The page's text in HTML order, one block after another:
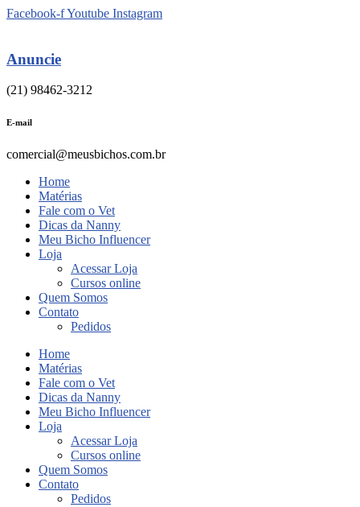
Ir
conteúdo
Facebook-fYoutube Instagram
Anuncie
(21) 98462-3212
E-mail
comercial@meusbichos.com.br
Home
Matérias
Fale com o Vet
Dicas da Nanny
Meu Bicho Influencer
Loja
Acessar Loja
Cursos online
Quem Somos
Contato
Pedidos
Home
Matérias
Fale com o Vet
Dicas da Nanny
Meu Bicho Influencer
Loja
Acessar Loja
Cursos online
Quem Somos
Contato
Pedidos